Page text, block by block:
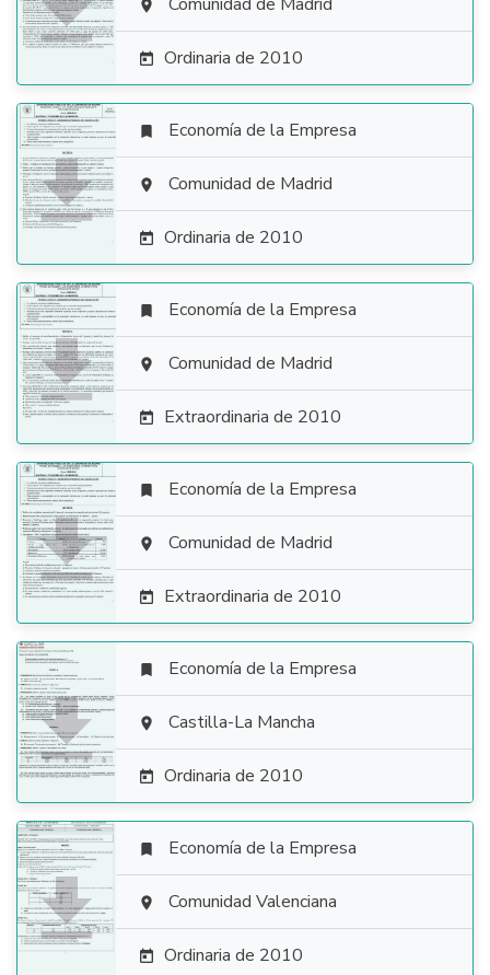

 Ordinaria de 2010

 Economía de la Empresa
 Comunidad de Madrid
 Ordinaria de 2010

 Economía de la Empresa
 Comunidad de Madrid
 Extraordinaria de 2010

 Economía de la Empresa
 Comunidad de Madrid
 Extraordinaria de 2010

 Economía de la Empresa
 Castilla-La Mancha
 Ordinaria de 2010

 Economía de la Empresa
 Comunidad Valenciana
 Ordinaria de 2010